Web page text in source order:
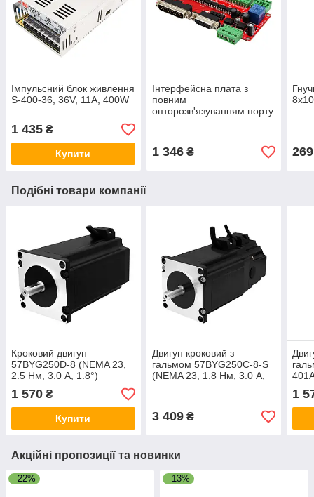
Імпульсний блок живлення
S-400-36, 36V, 11А, 400W
1 435 ₴
Купити
Інтерфейсна плата з
повним
опторозв'язуванням порту
1 346₴ 269
Подібні товари компанії
Кроковий двигун
57BYG250D-8 (NEMA 23,
2.5 Нм, 3.0 А, 1.8°)
1 570 ₴
Купити
Двигун кроковий з
гальмом 57BYG250C-8-S
(NEMA 23, 1.8 Нм, 3.0 А,
3 409₴
1
Акційні пропозиції та новинки
–22% –13%